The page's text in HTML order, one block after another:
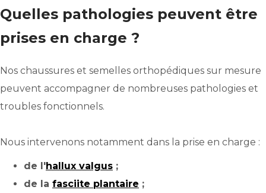
Quelles pathologies peuvent être
prises en charge ?
Nos chaussures et semelles orthopédiques sur mesure
peuvent accompagner de nombreuses pathologies et
troubles fonctionnels.
Nous intervenons notamment dans la prise en charge :
de l'hallux valgus ;
de la fasciite plantaire ;